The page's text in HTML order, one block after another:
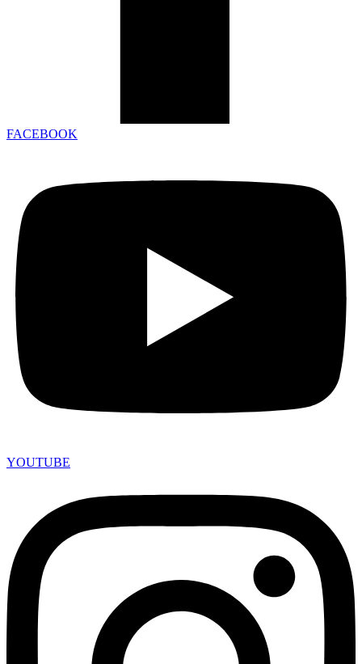
FACEBOOK
YOUTUBE